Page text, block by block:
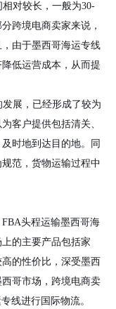
对较长，一般为30-
跨境电商卖家来说，
由于墨西哥海运专线
低运营成本，从而提
展，已经形成了较为
客户提供包括清关、
时地到达目的地。同
范，货物运输过程中
头程运输墨西哥海
的主要产品包括家
的性价比，深受墨西
哥市场，跨境电商卖
线进行国际物流。